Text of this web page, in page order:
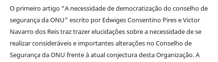
O primeiro artigo “A necessidade de democratização do conselho de
segurança da ONU” escrito por Edwiges Consentino Pires e Victor
Navarro dos Reis traz trazer elucidações sobre a necessidade de se
realizar consideráveis e importantes alterações no Conselho de
Segurança da ONU frente à atual conjectura desta Organização. A